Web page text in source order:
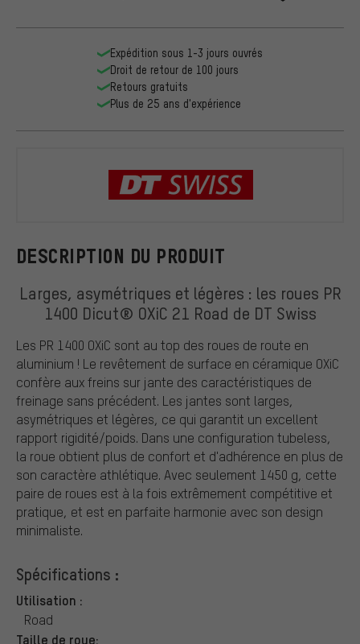
DESCRIPTION DU PRODUIT
Larges, asymétriques et légères : les roues PR
1400 Dicut® OXiC 21 Road de DT Swiss
Les PR 1400 OXiC sont au top des roues de route en
aluminium ! Le revêtement de surface en céramique OXiC
confère aux freins sur jante des caractéristiques de
freinage sans précédent. Les jantes sont larges,
asymétriques et légères, ce qui garantit un excellent
rapport rigidité/poids. Dans une configuration tubeless,
la roue obtient plus de confort et d'adhérence en plus de
son caractère athlétique. Avec seulement 1450 g, cette
paire de roues est à la fois extrêmement compétitive et
pratique, et est en parfaite harmonie avec son design
minimaliste.
Spécifications :
Utilisation :
Road
Taille de roue:
Expédition sous 1-3 jours ouvrés
Droit de retour de 100 jours
Retours gratuits
Plus de 25 ans d'expérience
DT Swiss